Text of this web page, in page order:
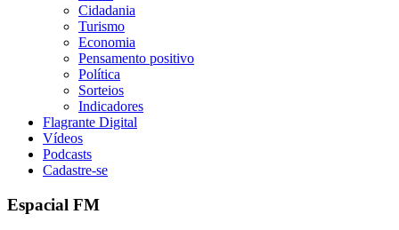
Cidadania
Turismo
Economia
Pensamento positivo
Política
Sorteios
Indicadores
Flagrante Digital
Vídeos
Podcasts
Cadastre-se
Espacial FM